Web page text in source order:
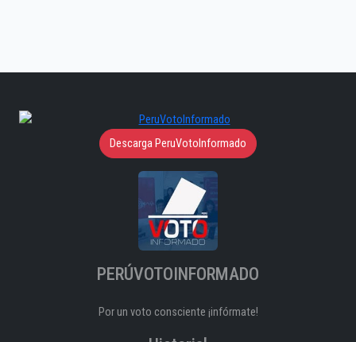
Descarga PeruVotoInformado
PERÚVOTOINFORMADO
Por un voto consciente ¡infórmate!